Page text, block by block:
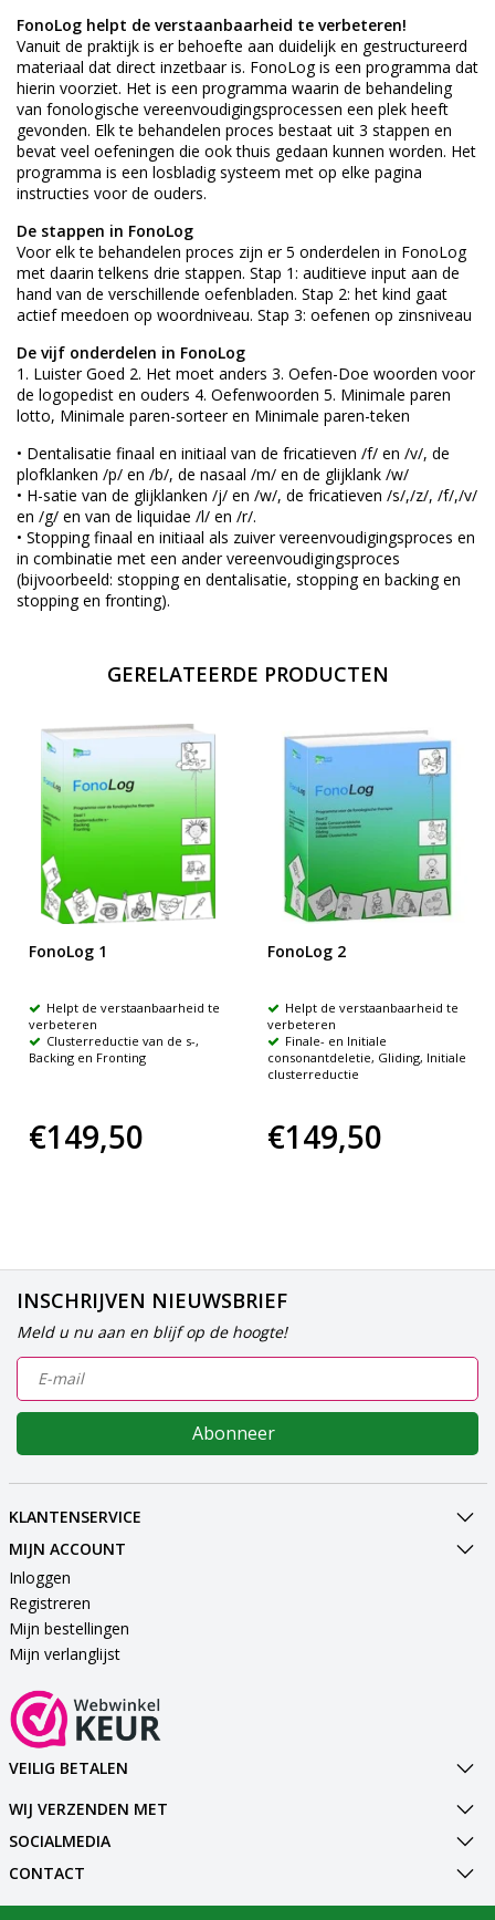
FonoLog helpt de verstaanbaarheid te verbeteren!
Vanuit de praktijk is er behoefte aan duidelijk en gestructureerd
materiaal dat direct inzetbaar is. FonoLog is een programma dat
hierin voorziet. Het is een programma waarin de behandeling
van fonologische vereenvoudigingsprocessen een plek heeft
gevonden. Elk te behandelen proces bestaat uit 3 stappen en
bevat veel oefeningen die ook thuis gedaan kunnen worden. Het
programma is een losbladig systeem met op elke pagina
instructies voor de ouders.
De stappen in FonoLog
Voor elk te behandelen proces zijn er 5 onderdelen in FonoLog
met daarin telkens drie stappen. Stap 1: auditieve input aan de
hand van de verschillende oefenbladen. Stap 2: het kind gaat
actief meedoen op woordniveau. Stap 3: oefenen op zinsniveau
De vijf onderdelen in FonoLog
1. Luister Goed 2. Het moet anders 3. Oefen-Doe woorden voor
de logopedist en ouders 4. Oefenwoorden 5. Minimale paren
lotto, Minimale paren-sorteer en Minimale paren-teken
• Dentalisatie finaal en initiaal van de fricatieven /f/ en /v/, de
plofklanken /p/ en /b/, de nasaal /m/ en de glijklank /w/
• H-satie van de glijklanken /j/ en /w/, de fricatieven /s/,/z/, /f/,/v/
en /g/ en van de liquidae /l/ en /r/.
• Stopping finaal en initiaal als zuiver vereenvoudigingsproces en
in combinatie met een ander vereenvoudigingsproces
(bijvoorbeeld: stopping en dentalisatie, stopping en backing en
stopping en fronting).
GERELATEERDE PRODUCTEN
FonoLog 1
Helpt de verstaanbaarheid te
verbeteren
Clusterreductie van de s-,
Backing en Fronting
€149,50
FonoLog 2
Helpt de verstaanbaarheid te
verbeteren
Finale- en Initiale
consonantdeletie, Gliding, Initiale
clusterreductie
€149,50
INSCHRIJVEN NIEUWSBRIEF
Meld u nu aan en blijf op de hoogte!
Abonneer
KLANTENSERVICE
MIJN ACCOUNT
Inloggen
Registreren
Mijn bestellingen
Mijn verlanglijst
VEILIG BETALEN
WIJ VERZENDEN MET
SOCIALMEDIA
CONTACT